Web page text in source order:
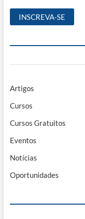
Artigos
Cursos
Cursos Gratuitos
Eventos
Notícias
Oportunidades